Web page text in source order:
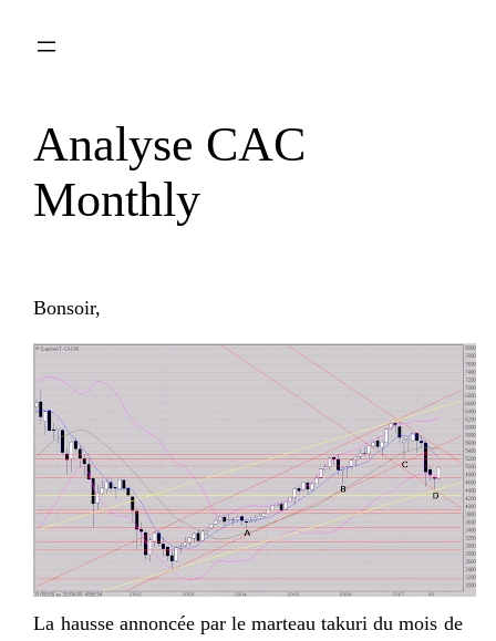
Analyse CAC
Monthly
Bonsoir,
La hausse annoncée par le marteau takuri du mois de